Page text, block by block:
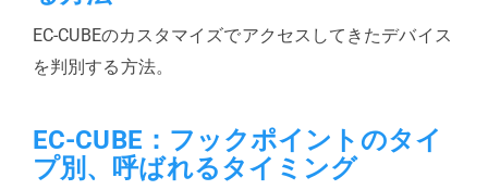
EC-CUBEのカスタマイズでアクセスしてきたデバイス
を判別する方法。
EC-CUBE：フックポイントのタイ
プ別、呼ばれるタイミング